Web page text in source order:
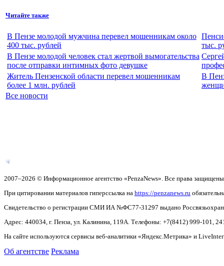
Читайте также
В Пензе молодой мужчина перевел мошенникам около
400 тыс. рублей
тыс.
В Пензе молодой человек стал жертвой вымогательства
после отправки интимных фото девушке
Житель Пензенской области перевел мошенникам
более 1 млн. рублей
В
Все новости
2007–2026 © Информационное агентство «PenzaNews». Все права
При цитировании материалов гиперссылка на https://penzanews.ru
Свидетельство о регистрации СМИ ИА №ФС77-31297 выдано
Адрес: 440034, г. Пенза, ул. Калинина, 119А. Телефоны: +7(8412) 999-101,
На сайте используются сервисы веб-аналитики «Яндекс.Метрика» и
Об агентстве Реклама